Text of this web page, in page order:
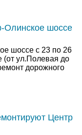
Олинское шоссе
шоссе с 23 по 26
(от ул.Полевая до
дорожного
Центр